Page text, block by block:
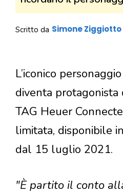
Scritto da Simone Ziggiotto
L’iconico
diventa
TAG Heuer
limitata, disponibile
dal 15 luglio 2021.
"È partito il conto